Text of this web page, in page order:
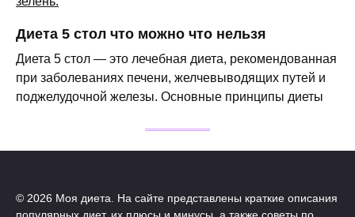
Диета 5 стол что можно что нельзя
Диета 5 стол — это лечебная диета, рекомендованная
при заболеваниях печени, желчевыводящих путей и
поджелудочной железы. Основные принципы диеты
© 2026 Моя диета. На сайте представлены краткие описания